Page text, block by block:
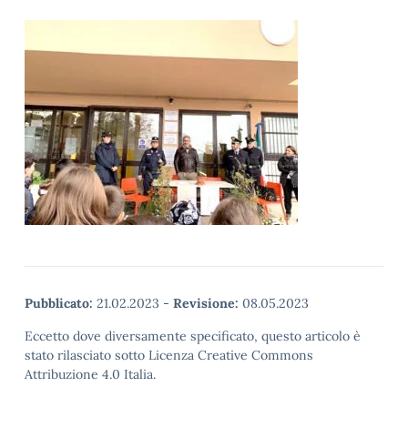
Pubblicato: 21.02.2023 - Revisione: 08.05.2023
Eccetto dove diversamente specificato, questo articolo è
stato rilasciato sotto Licenza Creative Commons
Attribuzione 4.0 Italia.